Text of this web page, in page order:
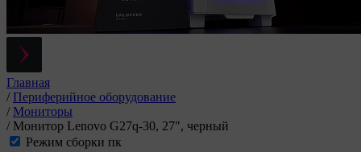
Главная
/ Периферийное оборудование
/ Мониторы
/ Монитор Lenovo G27q-30, 27", черный
Режим сборки пк